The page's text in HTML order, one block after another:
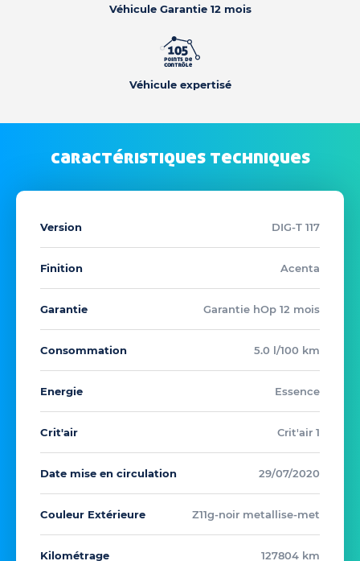
Véhicule Garantie 12 mois
Véhicule expertisé
caractéristiques techniques
Version DIG-T 117
Finition Acenta
Garantie Garantie hOp 12 mois
Consommation 5.0 l/100 km
Energie Essence
Crit'air Crit'air 1
Date mise en circulation 29/07/2020
Couleur Extérieure Z11g-noir metallise-met
Kilométrage 127804 km